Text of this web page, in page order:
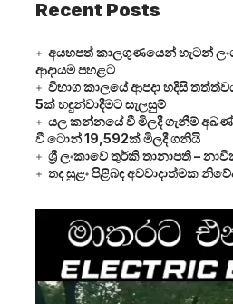
Recent Posts
අයහපත් කාලගුණයෙන් හැටන්
ආදායම පහළට
විභාග කාලයේ ආපදා හදිසි
5ක් හඳුන්වාදීමට සැලසුම්
යල කන්නයේ වී මිලදී ගැනීම්
වී ටොන් 19,592ක් මිලදී ගනියි
ශ්‍රී ලංකාවේ තුර්කි තානාපති –
තද සුළං පිළිබඳ අවවාදාත්මක
Player